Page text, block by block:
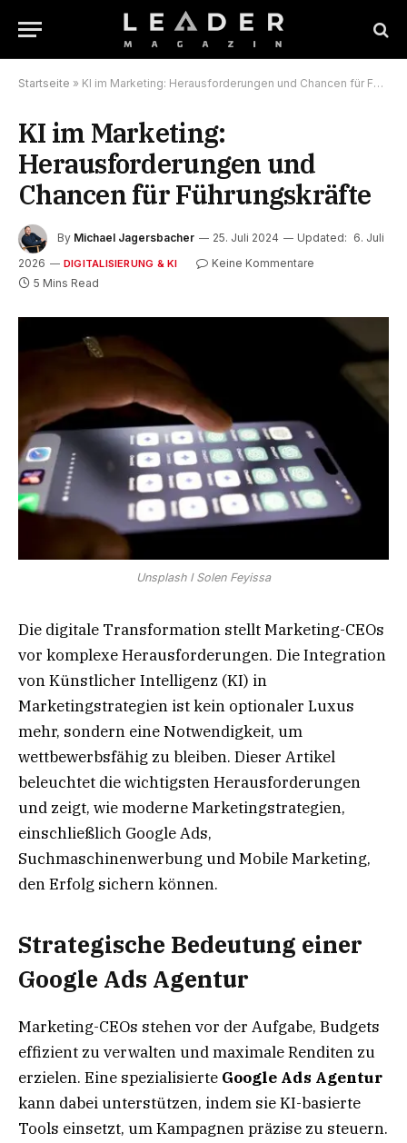
Startseite » KI im Marketing: Herausforderungen und Chancen für Führungskräfte
KI im Marketing:
Herausforderungen und
Chancen für Führungskräfte
By Michael Jagersbacher 25. Juli 2024 Updated: 6. Juli
2026
DIGITALISIERUNG & KI
Keine Kommentare
5 Mins Read
Unsplash I Solen Feyissa
Die digitale Transformation stellt Marketing-CEOs
vor komplexe Herausforderungen. Die Integration
von Künstlicher Intelligenz (KI) in
Marketingstrategien ist kein optionaler Luxus
mehr, sondern eine Notwendigkeit, um
wettbewerbsfähig zu bleiben. Dieser Artikel
beleuchtet die wichtigsten Herausforderungen
und zeigt, wie moderne Marketingstrategien,
einschließlich Google Ads,
Suchmaschinenwerbung und Mobile Marketing,
den Erfolg sichern können.
Strategische Bedeutung einer
Google Ads Agentur
Marketing-CEOs stehen vor der Aufgabe, Budgets
effizient zu verwalten und maximale Renditen zu
erzielen. Eine spezialisierte Google Ads Agentur
kann dabei unterstützen, indem sie KI-basierte
Tools einsetzt, um Kampagnen präzise zu steuern.